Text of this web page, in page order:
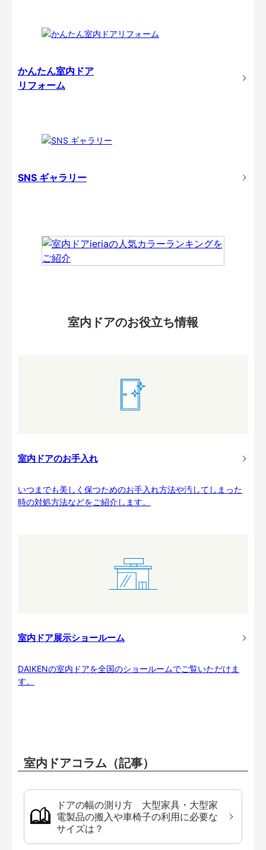
かんたん室内ドア
リフォーム
SNS ギャラリー
室内ドアのお役立ち情報
室内ドアのお手入れ
いつまでも美しく保つためのお手入れ方法や汚してしまった
時の対処方法などをご紹介します。
室内ドア展示ショールーム
DAIKENの室内ドアを全国のショールームでご覧いただけま
す。
室内ドアコラム（記事）
ドアの幅の測り方 大型家具・大型家
電製品の搬入や車椅子の利用に必要な
サイズは？